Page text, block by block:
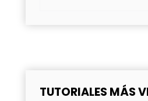
TUTORIALES MÁS